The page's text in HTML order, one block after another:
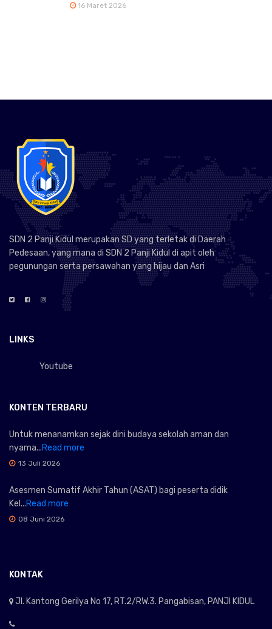
16 Maret 2026
SDN 2 Panji Kidul merupakan SD yang terletak di Daerah
Pedesaan, yang mana di SDN 2 Panji Kidul di apit oleh
pegunungan serta persawahan yang hijau dan Asri
LINKS
Youtube
KONTEN TERBARU
Untuk menanamkan sejak dini budaya sekolah aman dan
nyama...Read more
13 Juli 2026
Asesmen Sumatif Akhir Tahun (ASAT) bagi peserta didik
Kel...Read more
08 Juni 2026
KONTAK
Jl. Kantong Gerilya No 17, RT.2/RW.3. Pangabisan, PANJI KIDUL